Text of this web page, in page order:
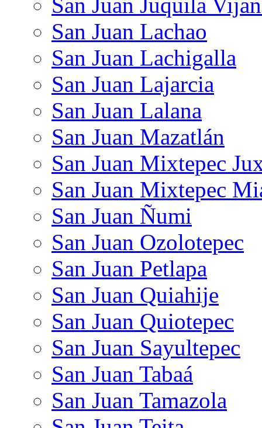
San Juan Lachao
San Juan Lachigalla
San Juan Lajarcia
San Juan Lalana
San Juan Mazatlán
San Juan Mixtepec
San Juan Mixtepec
San Juan Ñumi
San Juan Ozolotepec
San Juan Petlapa
San Juan Quiahije
San Juan Quiotepec
San Juan Sayultepec
San Juan Tabaá
San Juan Tamazola